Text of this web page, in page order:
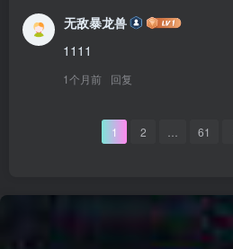
无敌暴龙兽
1111
1个月前 回复
1 2 61